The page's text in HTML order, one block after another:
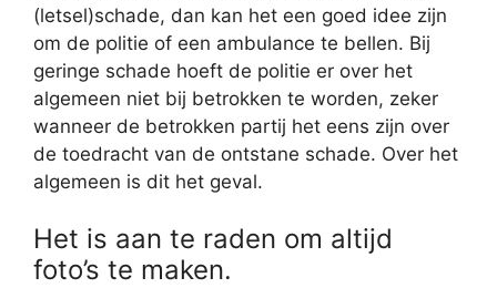
(letsel)schade, dan kan het een goed idee zijn
om de politie of een ambulance te bellen. Bij
geringe schade hoeft de politie er over het
algemeen niet bij betrokken te worden, zeker
wanneer de betrokken partij het eens zijn over
de toedracht van de ontstane schade. Over het
algemeen is dit het geval.
Het is aan te raden om altijd
foto’s te maken.